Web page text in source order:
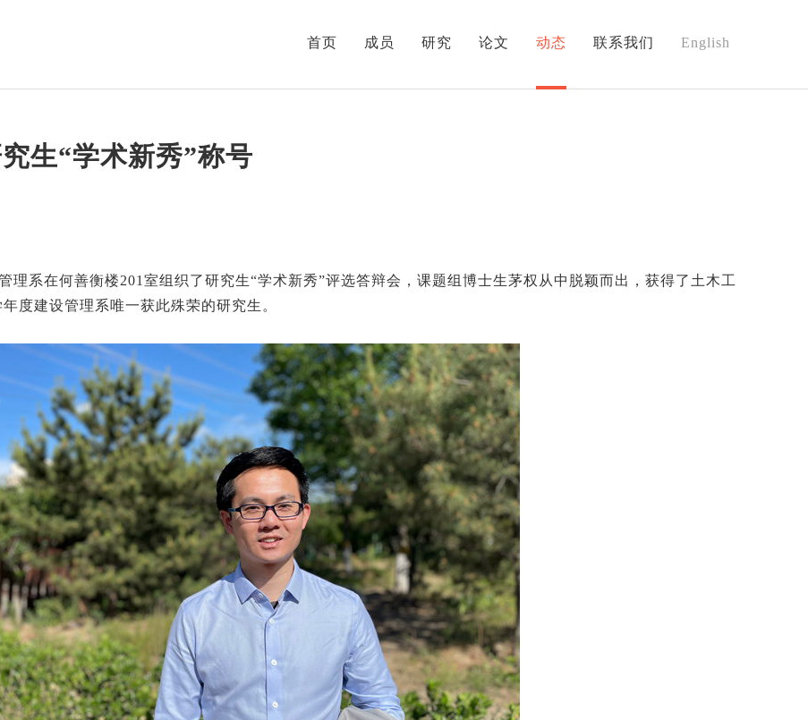
English
首页 成员 研究 论文 动态 联系我们
生“学术新秀”称号
理系在何善衡楼201室组织了研究生“学术新秀”评选答辩会，课题组博士生茅权从中脱颖而出，获得了土木工
度建设管理系唯一获此殊荣的研究生。